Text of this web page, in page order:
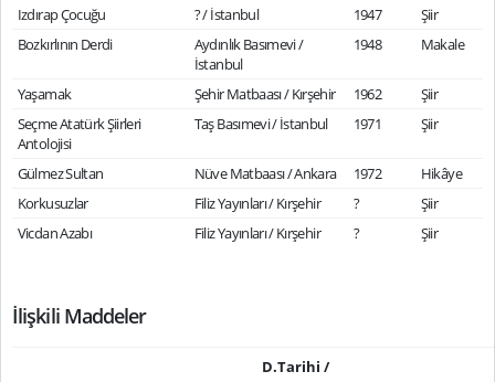
Izdırap Çocuğu ? / İstanbul 1947
Şiir
Bozkırlının Derdi
Aydınlık Basımevi /
İstanbul
1948 Makale
Yaşamak Şehir Matbaası / Kırşehir 1962
Şiir
Seçme Atatürk Şiirleri
Antolojisi
Taş Basımevi / İstanbul 1971 Şiir
Gülmez Sultan Nüve Matbaası / Ankara 1972
Hikâye
Korkusuzlar
Filiz Yayınları / Kırşehir ?
Şiir
Vicdan Azabı
Filiz Yayınları / Kırşehir ? Şiir
İlişkili Maddeler
D.Tarihi /